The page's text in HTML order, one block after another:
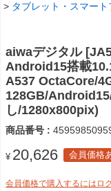
タブレット・スマート
aiwaデジタル
Android15搭載
A537 OctaCore/
128GB/
し/1280x800pix)
商品番号
¥ 20,626 会員価格
会員価格で購入するにはロ